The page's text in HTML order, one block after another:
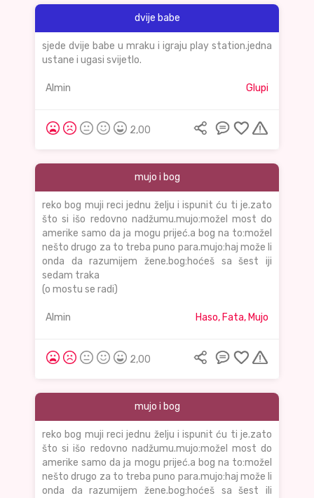
dvije babe
sjede dvije babe u mraku i igraju play station.jedna
ustane i ugasi svijetlo.
Almin Glupi
2,00
mujo i bog
reko bog muji reci jednu želju i ispunit ću ti je.zato
što si išo redovno nadžumu.mujo:možel most do
amerike samo da ja mogu prijeć.a bog na to:možel
nešto drugo za to treba puno para.mujo:haj može li
onda da razumijem žene.bog:hoćeš sa šest iji
sedam traka
(o mostu se radi)
Almin Haso, Fata, Mujo
2,00
mujo i bog
reko bog muji reci jednu želju i ispunit ću ti je.zato
što si išo redovno nadžumu.mujo:možel most do
amerike samo da ja mogu prijeć.a bog na to:možel
nešto drugo za to treba puno para.mujo:haj može li
onda da razumijem žene.bog:hoćeš sa šest ili